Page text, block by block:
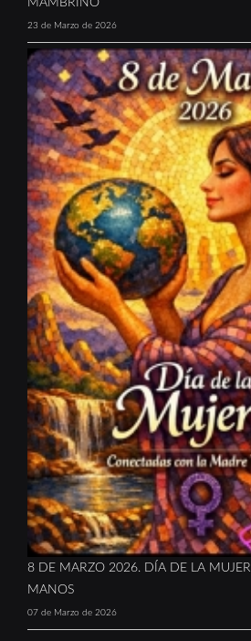
23 de Marzo de 2026
8 DE MARZO 2026. DÍA DE LA
MANOS
07 de Marzo de 2026